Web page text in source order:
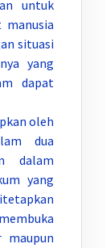
untuk
manusia
situasi
yang
dapat
oleh
dua
dalam
yang
maupun